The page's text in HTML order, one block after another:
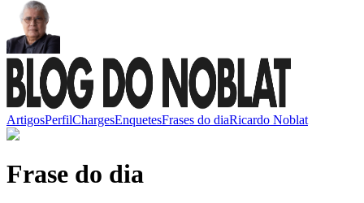
ArtigosPerfilChargesEnquetesFrases do diaRicardo Noblat
Frase do dia